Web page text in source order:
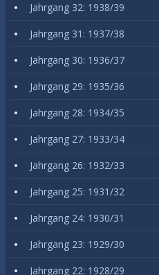
Jahrgang 32: 1938/39
Jahrgang 31: 1937/38
Jahrgang 30: 1936/37
Jahrgang 29: 1935/36
Jahrgang 28: 1934/35
Jahrgang 27: 1933/34
Jahrgang 26: 1932/33
Jahrgang 25: 1931/32
Jahrgang 24: 1930/31
Jahrgang 23: 1929/30
Jahrgang 22: 1928/29